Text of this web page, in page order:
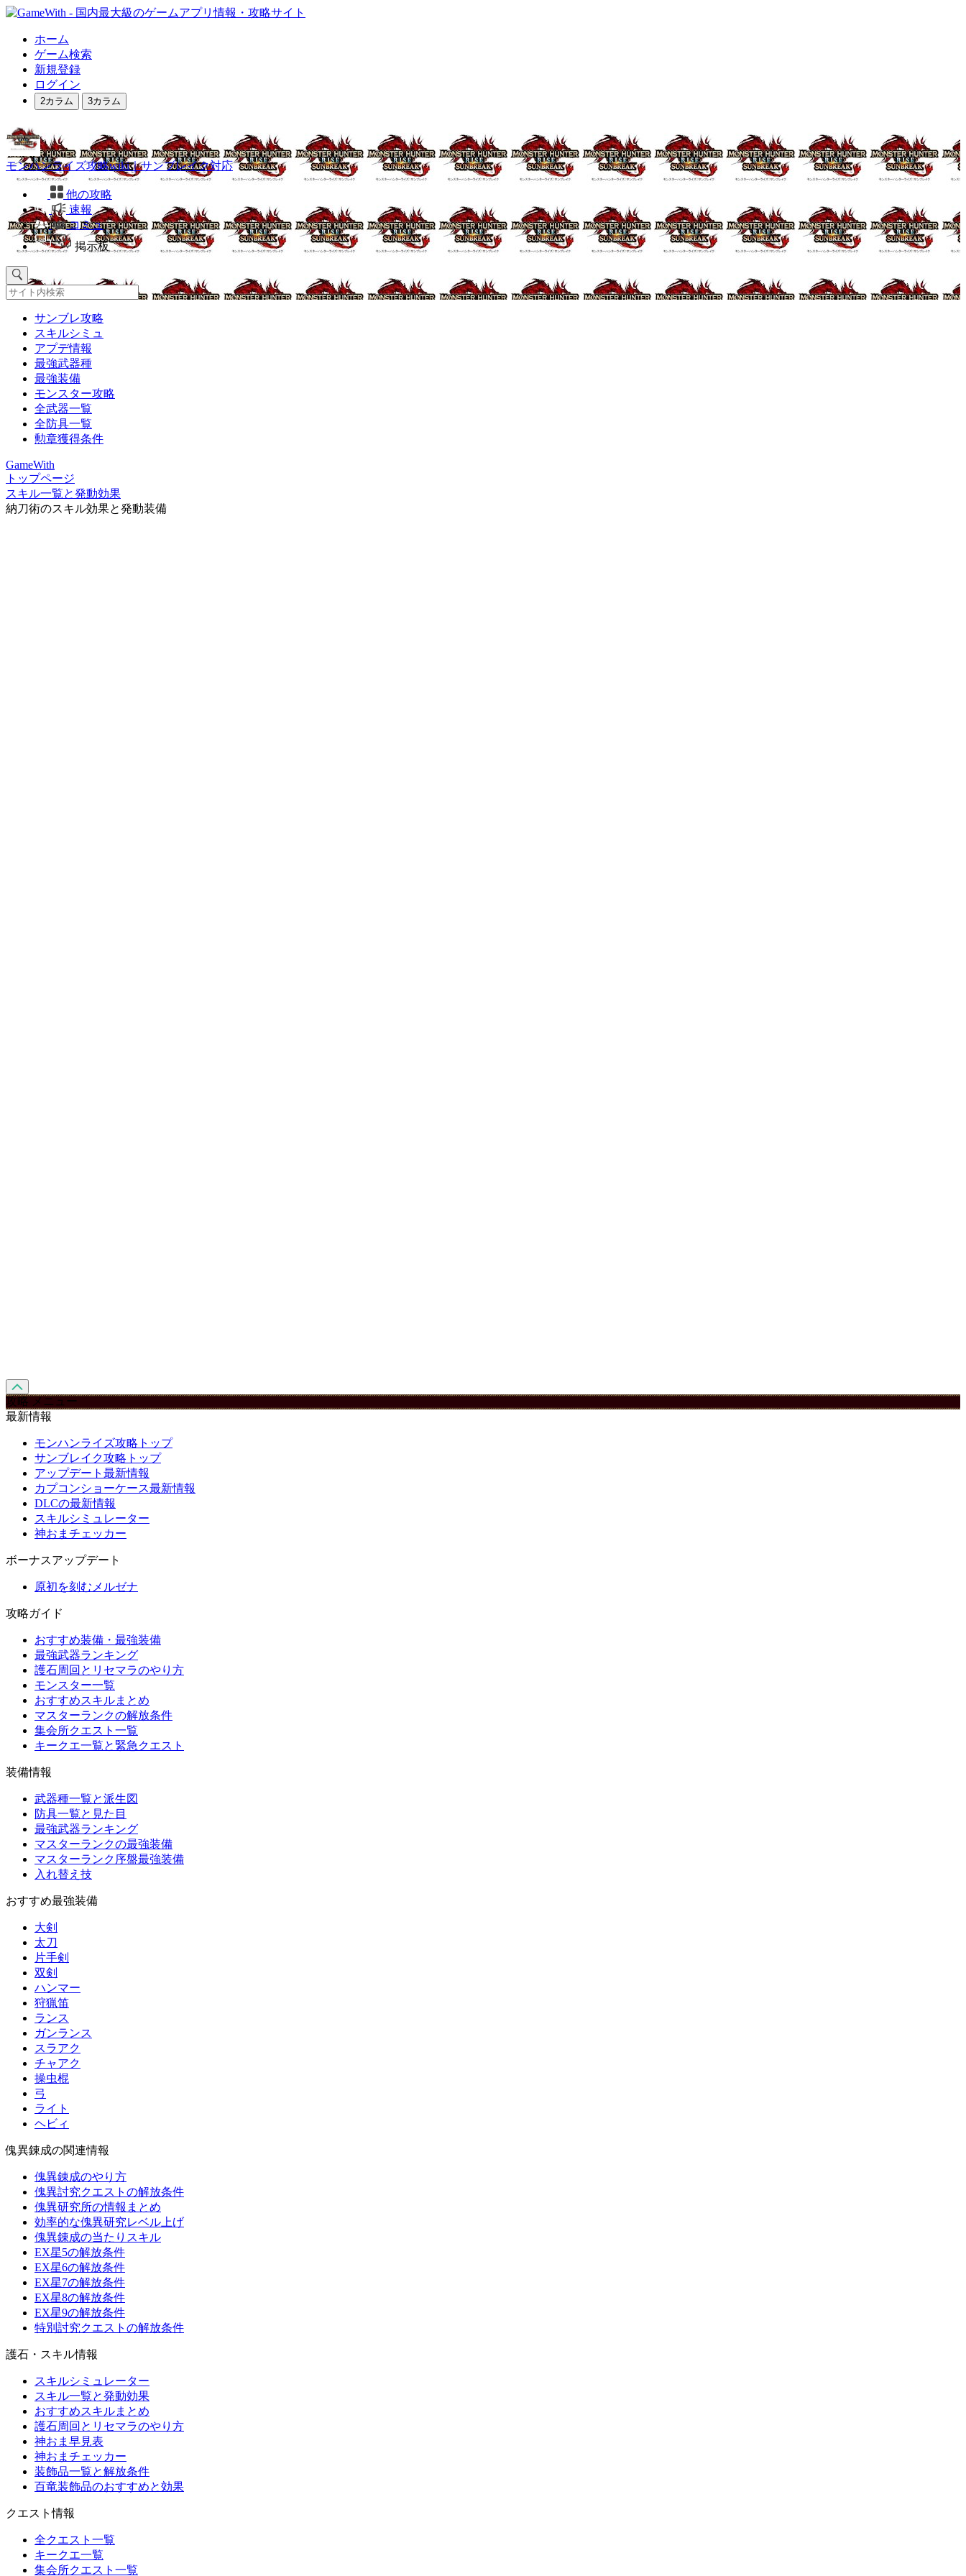
ホーム
ゲーム検索
新規登録
ログイン
2カラム 3カラム
モンハンライズ攻略wiki｜サンブレイク対応
他の攻略
速報
コミュ
掲示板
サンブレ攻略
スキルシミュ
アプデ情報
最強武器種
最強装備
モンスター攻略
全武器一覧
全防具一覧
勲章獲得条件
GameWith
トップページ
スキル一覧と発動効果
納刀術のスキル効果と発動装備
攻略 メニュー
最新情報
モンハンライズ攻略トップ
サンブレイク攻略トップ
アップデート最新情報
カプコンショーケース最新情報
DLCの最新情報
スキルシミュレーター
神おまチェッカー
ボーナスアップデート
原初を刻むメルゼナ
攻略ガイド
おすすめ装備・最強装備
最強武器ランキング
護石周回とリセマラのやり方
モンスター一覧
おすすめスキルまとめ
マスターランクの解放条件
集会所クエスト一覧
キークエ一覧と緊急クエスト
装備情報
武器種一覧と派生図
防具一覧と見た目
最強武器ランキング
マスターランクの最強装備
マスターランク序盤最強装備
入れ替え技
おすすめ最強装備
大剣
太刀
片手剣
双剣
ハンマー
狩猟笛
ランス
ガンランス
スラアク
チャアク
操虫棍
弓
ライト
ヘビィ
傀異錬成の関連情報
傀異錬成のやり方
傀異討究クエストの解放条件
傀異研究所の情報まとめ
効率的な傀異研究レベル上げ
傀異錬成の当たりスキル
EX星5の解放条件
EX星6の解放条件
EX星7の解放条件
EX星8の解放条件
EX星9の解放条件
特別討究クエストの解放条件
護石・スキル情報
スキルシミュレーター
スキル一覧と発動効果
おすすめスキルまとめ
護石周回とリセマラのやり方
神おま早見表
神おまチェッカー
装飾品一覧と解放条件
百竜装飾品のおすすめと効果
クエスト情報
全クエスト一覧
キークエ一覧
集会所クエスト一覧